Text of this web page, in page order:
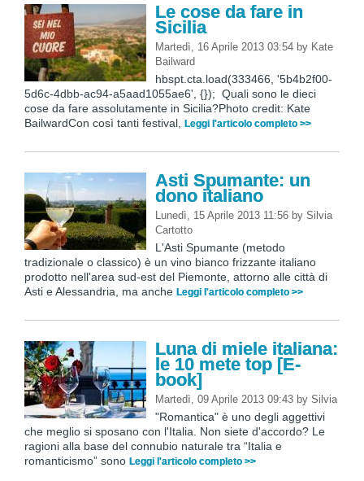
Le cose da fare in
Sicilia
Martedì, 16 Aprile 2013 03:54 by Kate
Bailward
hbspt.cta.load(333466, '5b4b2f00-
5d6c-4dbb-ac94-a5aad1055ae6', {}); Quali sono le dieci
cose da fare assolutamente in Sicilia?Photo credit: Kate
BailwardCon così tanti festival, Leggi l'articolo completo >>
Asti Spumante: un
dono italiano
Lunedì, 15 Aprile 2013 11:56 by Silvia
Cartotto
L'Asti Spumante (metodo
tradizionale o classico) è un vino bianco frizzante italiano
prodotto nell'area sud-est del Piemonte, attorno alle città di
Asti e Alessandria, ma anche Leggi l'articolo completo >>
Luna di miele italiana:
le 10 mete top [E-
book]
Martedì, 09 Aprile 2013 09:43 by Silvia
"Romantica" è uno degli aggettivi
che meglio si sposano con l'Italia. Non siete d'accordo? Le
ragioni alla base del connubio naturale tra “Italia e
romanticismo” sono Leggi l'articolo completo >>